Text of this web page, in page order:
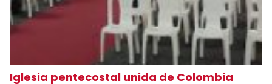
Iglesia pentecostal unida de Colombia